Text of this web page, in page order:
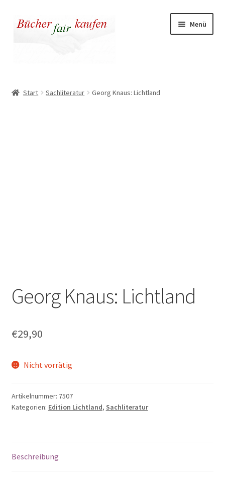
Zur
Navigation
Zum
Inhalt
Menü
Start Sachliteratur Georg Knaus: Lichtland
Georg Knaus: Lichtland
€29,90
Nicht vorrätig
Artikelnummer: 7507
Kategorien: Edition Lichtland, Sachliteratur
Beschreibung